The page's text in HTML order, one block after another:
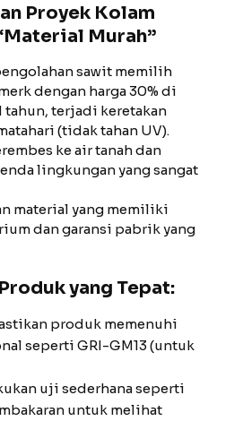
Proyek Kolam
Murah”
sawit memilih
dengan harga 30% di
tahun, terjadi keretakan
(tidak tahan UV).
ke air tanah dan
lingkungan yang sangat
material yang memiliki
dan garansi pabrik yang
yang Tepat:
produk memenuhi
seperti GRI-GM13 (untuk
uji sederhana seperti
untuk melihat